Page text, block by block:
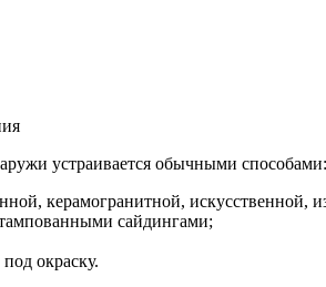
устраивается обычными способами:
керамогранитной, искусственной,
сайдингами;
окраску.